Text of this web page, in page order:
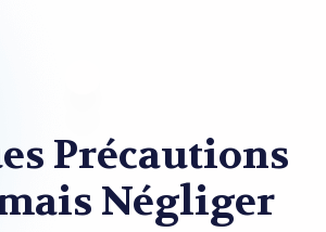
Précautions
Négliger